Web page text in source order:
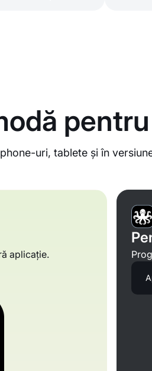
uri, tablete și în
aplicație.